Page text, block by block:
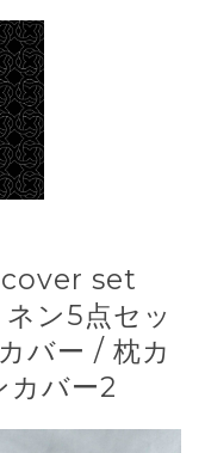
set
ン5点セッ
バー / 枕カ
カバー2